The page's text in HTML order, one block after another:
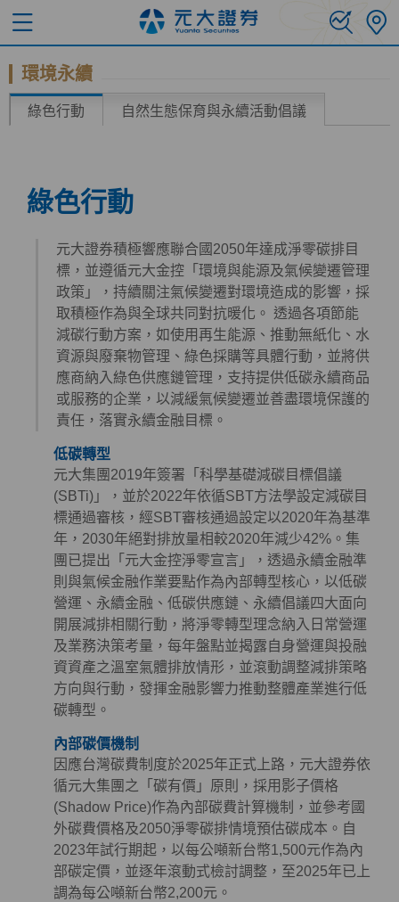
環境永續
綠色行動 自然生態保育與永續活動倡議
綠色行動
元大證券積極響應聯合國2050年達成淨零碳排目
標，並遵循元大金控「環境與能源及氣候變遷管理
政策」，持續關注氣候變遷對環境造成的影響，採
取積極作為與全球共同對抗暖化。 透過各項節能
減碳行動方案，如使用再生能源、推動無紙化、水
資源與廢棄物管理、綠色採購等具體行動，並將供
應商納入綠色供應鏈管理，支持提供低碳永續商品
或服務的企業，以減緩氣候變遷並善盡環境保護的
責任，落實永續金融目標。
低碳轉型
元大集團2019年簽署「科學基礎減碳目標倡議
(SBTi)」，並於2022年依循SBT方法學設定減碳目
標通過審核，經SBT審核通過設定以2020年為基準
年，2030年絕對排放量相較2020年減少42%。集
團已提出「元大金控淨零宣言」，透過永續金融準
則與氣候金融作業要點作為內部轉型核心，以低碳
營運、永續金融、低碳供應鏈、永續倡議四大面向
開展減排相關行動，將淨零轉型理念納入日常營運
及業務決策考量，每年盤點並揭露自身營運與投融
資資產之溫室氣體排放情形，並滾動調整減排策略
方向與行動，發揮金融影響力推動整體產業進行低
碳轉型。
內部碳價機制
因應台灣碳費制度於2025年正式上路，元大證券依
循元大集團之「碳有價」原則，採用影子價格
(Shadow Price)作為內部碳費計算機制，並參考國
外碳費價格及2050淨零碳排情境預估碳成本。自
2023年試行期起，以每公噸新台幣1,500元作為內
部碳定價，並逐年滾動式檢討調整，至2025年已上
調為每公噸新台幣2,200元。